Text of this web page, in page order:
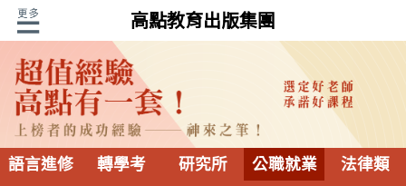
高點教育出版集團
語言進修 轉學考 研究所 公職就業
法律類